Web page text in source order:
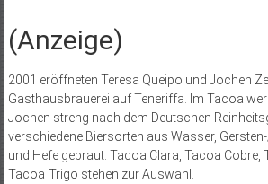
(Anzeige)
2001 eröffneten Teresa Queipo und Jochen
Gasthausbrauerei auf Teneriffa. Im Tacoa
Jochen streng nach dem Deutschen
verschiedene Biersorten aus Wasser,
und Hefe gebraut: Tacoa Clara, Tacoa Cobre,
Tacoa Trigo stehen zur Auswahl.